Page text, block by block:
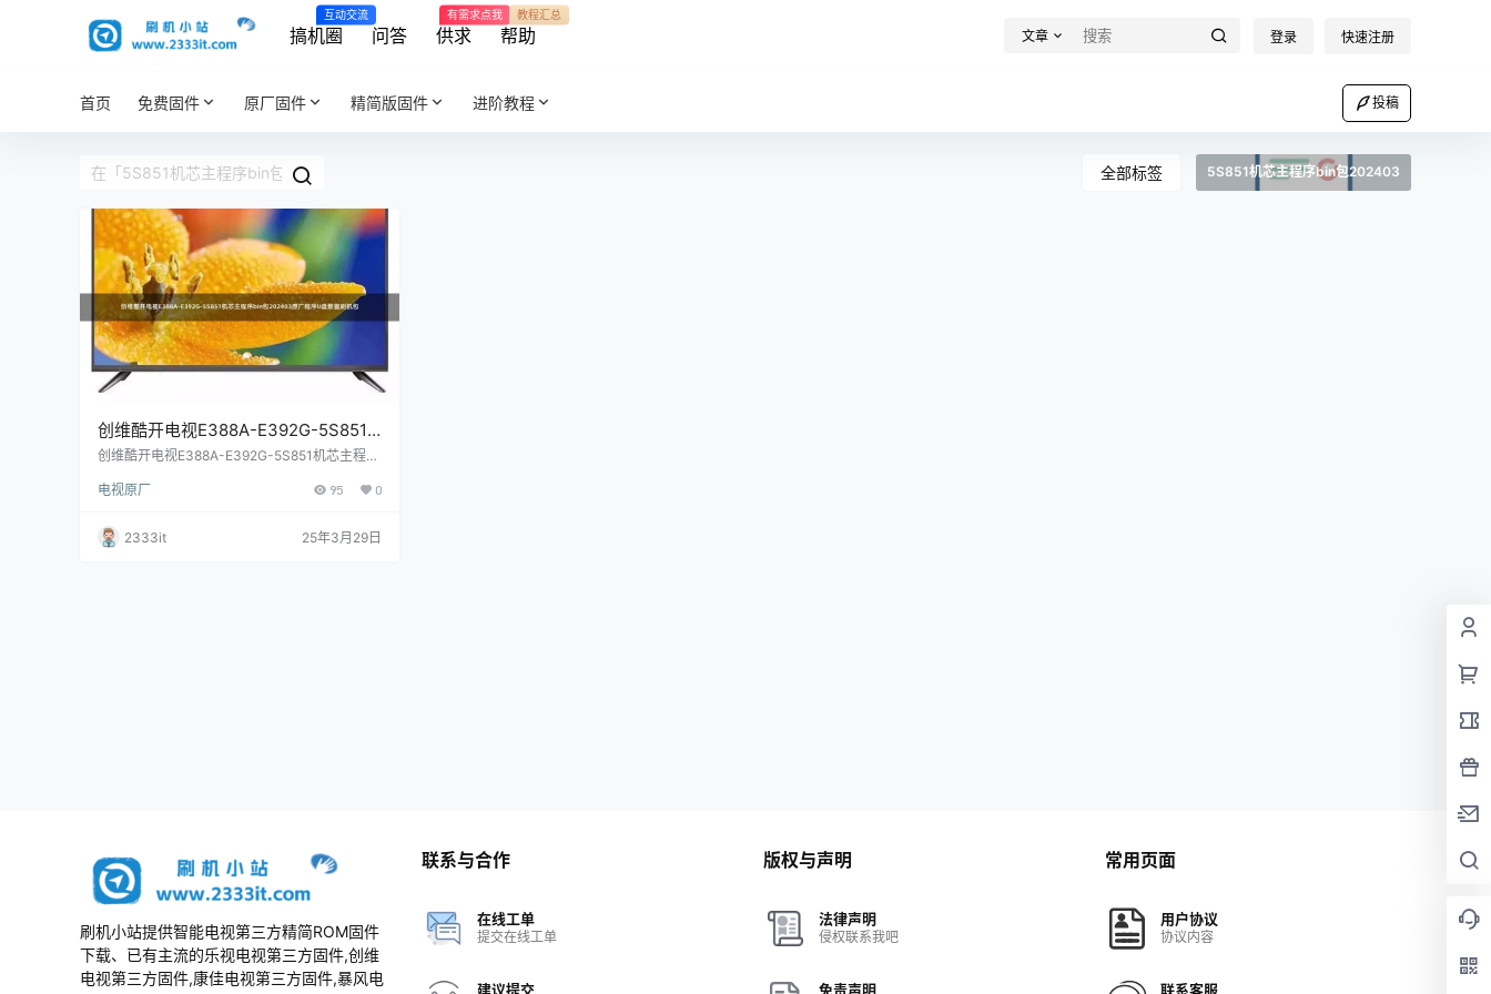
搞机圈
互动交流
问答 供求
有需求点我
帮助
教程汇总
文章 登录 快速注册
首页 免费固件 原厂固件 精简版固件 进阶教程 投稿
全部标签 5S851机芯主程序bin包202403
创维酷开电视E388A-E392G-5S851
机芯主程序bin包202403原厂程序U盘
创维酷开电视E388A-E392G-5S851机芯主程序
电视原厂
95 0
2333it 25年3月29日
刷机小站提供智能电视第三方精简ROM固件
下载、已有主流的乐视电视第三方固件,创维
电视第三方固件,康佳电视第三方固件,暴风电
联系与合作
在线工单
提交在线工单
建议提交
版权与声明
法律声明
侵权联系我吧
免责声明
常用页面
用户协议
协议内容
联系客服